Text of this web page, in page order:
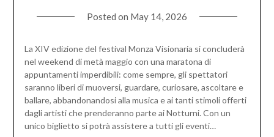
Posted on May 14, 2026
La XIV edizione del festival Monza Visionaria si concluderà
nel weekend di metà maggio con una maratona di
appuntamenti imperdibili: come sempre, gli spettatori
saranno liberi di muoversi, guardare, curiosare, ascoltare e
ballare, abbandonandosi alla musica e ai tanti stimoli offerti
dagli artisti che prenderanno parte ai Notturni. Con un
unico biglietto si potrà assistere a tutti gli eventi…